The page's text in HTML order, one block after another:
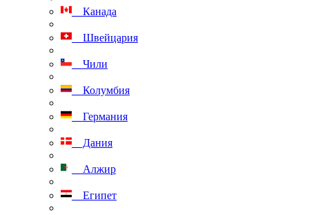
Канада
Швейцария
Чили
Колумбия
Германия
Дания
Алжир
Египет